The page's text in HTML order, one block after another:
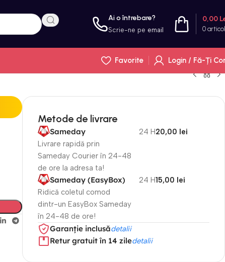
Ai o întrebare?
Scrie-ne pe email 0
0,00
Favorite
Login / Fă-Ți
Metode de livrare
Sameday
Livrare rapidă prin
Sameday Courier în 24-48
de ore la adresa ta!
24 H20,00 lei
Sameday (EasyBox)
Ridică coletul comod
dintr-un EasyBox Sameday
în 24-48 de ore!
24 H15,00 lei
Garanție inclusădetalii
Retur gratuit în 14 ziledetalii